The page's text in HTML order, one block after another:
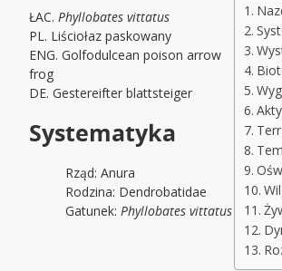
ŁAC.Phyllobates vittatus
PL. Liściołaz paskowany
ENG. Golfodulcean poison arrow
frog
DE. Gestereifter blattsteiger
Systematyka
Rząd: Anura
Rodzina: Dendrobatidae
Gatunek:Phyllobates vittatus